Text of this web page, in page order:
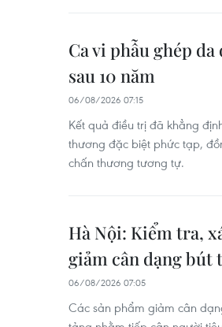
Ca vi phẫu ghép
sau 10 năm
06/08/2026 07:15
Kết quả điều trị đã khẳng
thương đặc biệt phức tạp,
chấn thương tương tự.
Hà Nội: Kiểm tra,
giảm cân dạng bút
06/08/2026 07:05
Các sản phẩm giảm cân